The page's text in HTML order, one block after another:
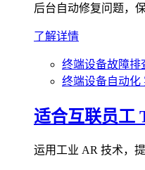
后台自动修复问题，
了解详情
终端设备故障排
终端设备自动化
适合互联员工
运用工业 AR 技术，